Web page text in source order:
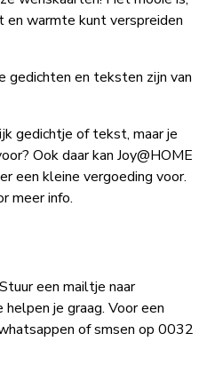
warmte kunt verspreiden
gedichten en teksten zijn van
gedichtje of tekst, maar je
Ook daar kan Joy@HOME
een kleine vergoeding voor.
meer info.
een mailtje naar
je graag. Voor een
of smsen op 0032